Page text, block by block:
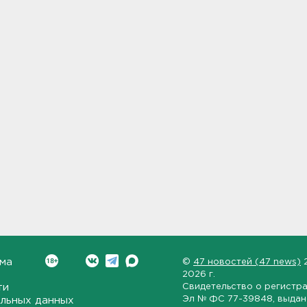
данных
© 47 новостей (47 news)
2026 г.
Свидетельство о
Эл № ФС 77-39848 ,